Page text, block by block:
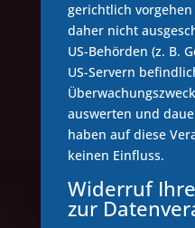
gerichtlich
daher nicht
US-Behörden (z. B.
US-Servern
auswerten und
haben auf diese
keinen Einfluss.
Widerruf
zur